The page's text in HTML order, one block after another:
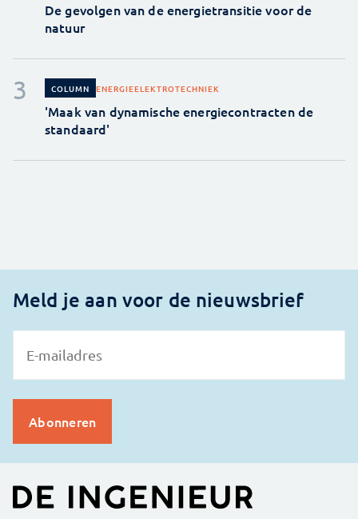
De gevolgen van de energietransitie voor de
natuur
COLUMN ENERGIEELEKTROTECHNIEK
'Maak van dynamische energiecontracten de
standaard'
Meld je aan voor de nieuwsbrief